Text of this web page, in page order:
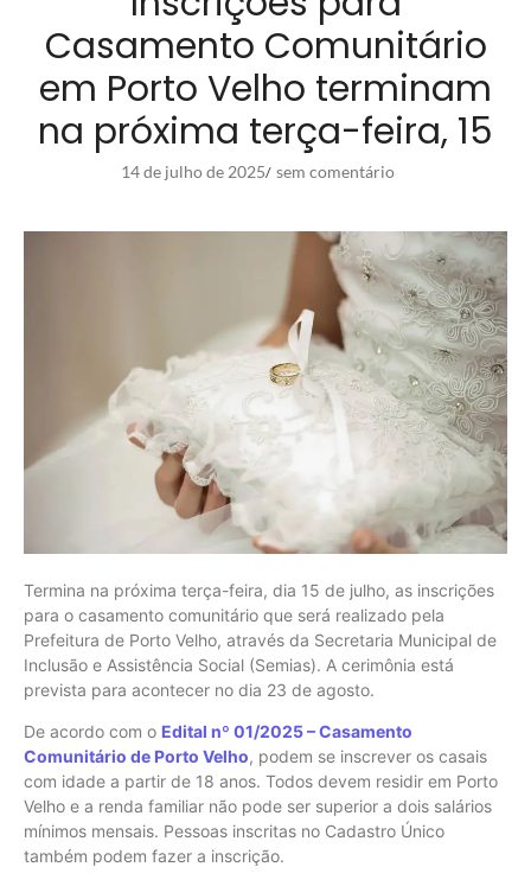
Casamento Comunitário
em Porto Velho terminam
na próxima terça-feira, 15
14 de julho de 2025/ sem comentário
Termina na próxima terça-feira, dia 15 de julho, as inscrições
para o casamento comunitário que será realizado pela
Prefeitura de Porto Velho, através da Secretaria Municipal de
Inclusão e Assistência Social (Semias). A cerimônia está
prevista para acontecer no dia 23 de agosto.
De acordo com o Edital nº 01/2025 – Casamento
Comunitário de Porto Velho, podem se inscrever os casais
com idade a partir de 18 anos. Todos devem residir em Porto
Velho e a renda familiar não pode ser superior a dois salários
mínimos mensais. Pessoas inscritas no Cadastro Único
também podem fazer a inscrição.